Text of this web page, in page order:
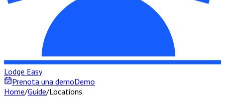
Lodge Easy
Prenota una demoDemo
Home/Guide/Locations